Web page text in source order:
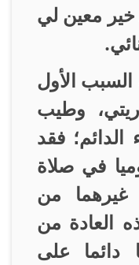
خير معين لي
.
الأول
وطيب
الدائم؛ فقد
في صلاة
غيرهما من
العادة من
دائما على